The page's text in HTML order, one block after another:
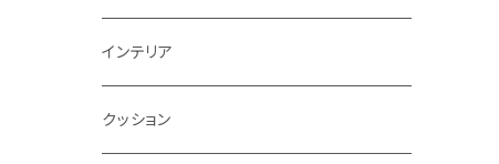
インテリア
クッション